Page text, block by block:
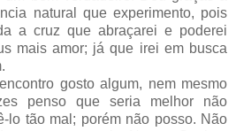
natural que experimento, pois
a cruz que abraçarei e poderei
mais amor; já que irei em busca
gosto algum, nem mesmo
penso que seria melhor não
lo tão mal; porém não posso. Não